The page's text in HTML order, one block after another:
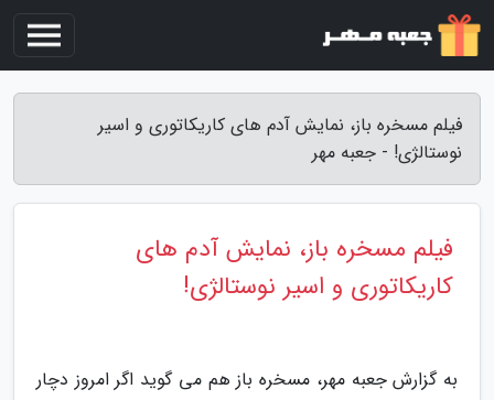
فیلم مسخره باز، نمایش آدم های کاریکاتوری و اسیر
نوستالژی! - جعبه مهر
فیلم مسخره باز، نمایش آدم های
کاریکاتوری و اسیر نوستالژی!
به گزارش جعبه مهر، مسخره باز هم می گوید اگر امروز دچار